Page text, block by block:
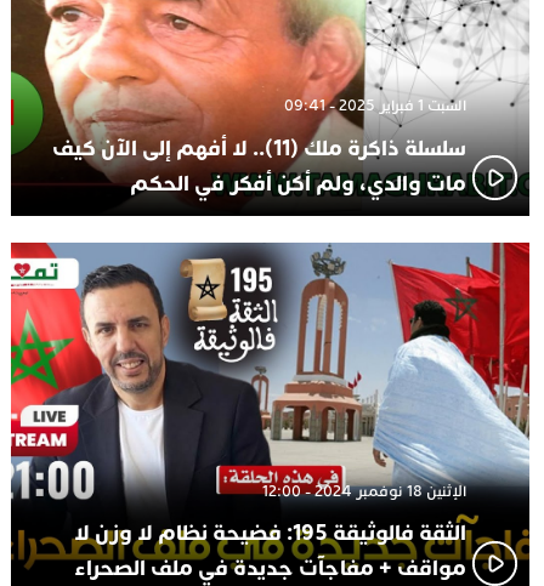
السبت 1 فبراير 2025 - 09:41
سلسلة ذاكرة ملك (11).. لا أفهم إلى الآن كيف
مات والدي، ولم أكن أفكر في الحكم
الإثنين 18 نوفمبر 2024 - 12:00
الثقة فالوثيقة 195: فضيحة نظام لا وزن لا
مواقف + مفاجآت جديدة في ملف الصحراء